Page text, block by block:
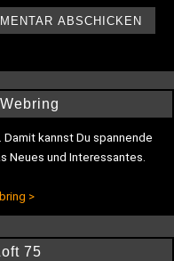
kannst Du spannende
Neues und Interessantes.
>
75